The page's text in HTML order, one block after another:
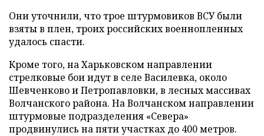
Они уточнили, что трое штурмовиков ВСУ были
взяты в плен, троих российских военнопленных
удалось спасти.
Кроме того, на Харьковском направлении
стрелковые бои идут в селе Василевка, около
Шевченково и Петропавловки, в лесных массивах
Волчанского района. На Волчанском направлении
штурмовые подразделения «Севера»
продвинулись на пяти участках до 400 метров.